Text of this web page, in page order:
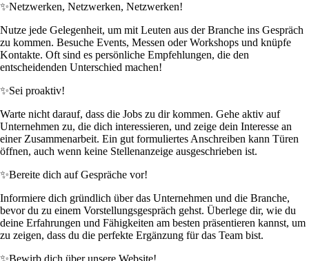
✨Netzwerken, Netzwerken, Netzwerken!
Nutze jede Gelegenheit, um mit Leuten aus der Branche ins Gespräch
zu kommen. Besuche Events, Messen oder Workshops und knüpfe
Kontakte. Oft sind es persönliche Empfehlungen, die den
entscheidenden Unterschied machen!
✨Sei proaktiv!
Warte nicht darauf, dass die Jobs zu dir kommen. Gehe aktiv auf
Unternehmen zu, die dich interessieren, und zeige dein Interesse an
einer Zusammenarbeit. Ein gut formuliertes Anschreiben kann Türen
öffnen, auch wenn keine Stellenanzeige ausgeschrieben ist.
✨Bereite dich auf Gespräche vor!
Informiere dich gründlich über das Unternehmen und die Branche,
bevor du zu einem Vorstellungsgespräch gehst. Überlege dir, wie du
deine Erfahrungen und Fähigkeiten am besten präsentieren kannst, um
zu zeigen, dass du die perfekte Ergänzung für das Team bist.